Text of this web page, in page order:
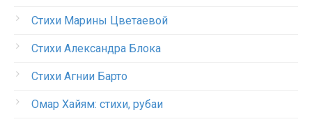
Стихи Марины Цветаевой
Стихи Александра Блока
Стихи Агнии Барто
Омар Хайям: стихи, рубаи